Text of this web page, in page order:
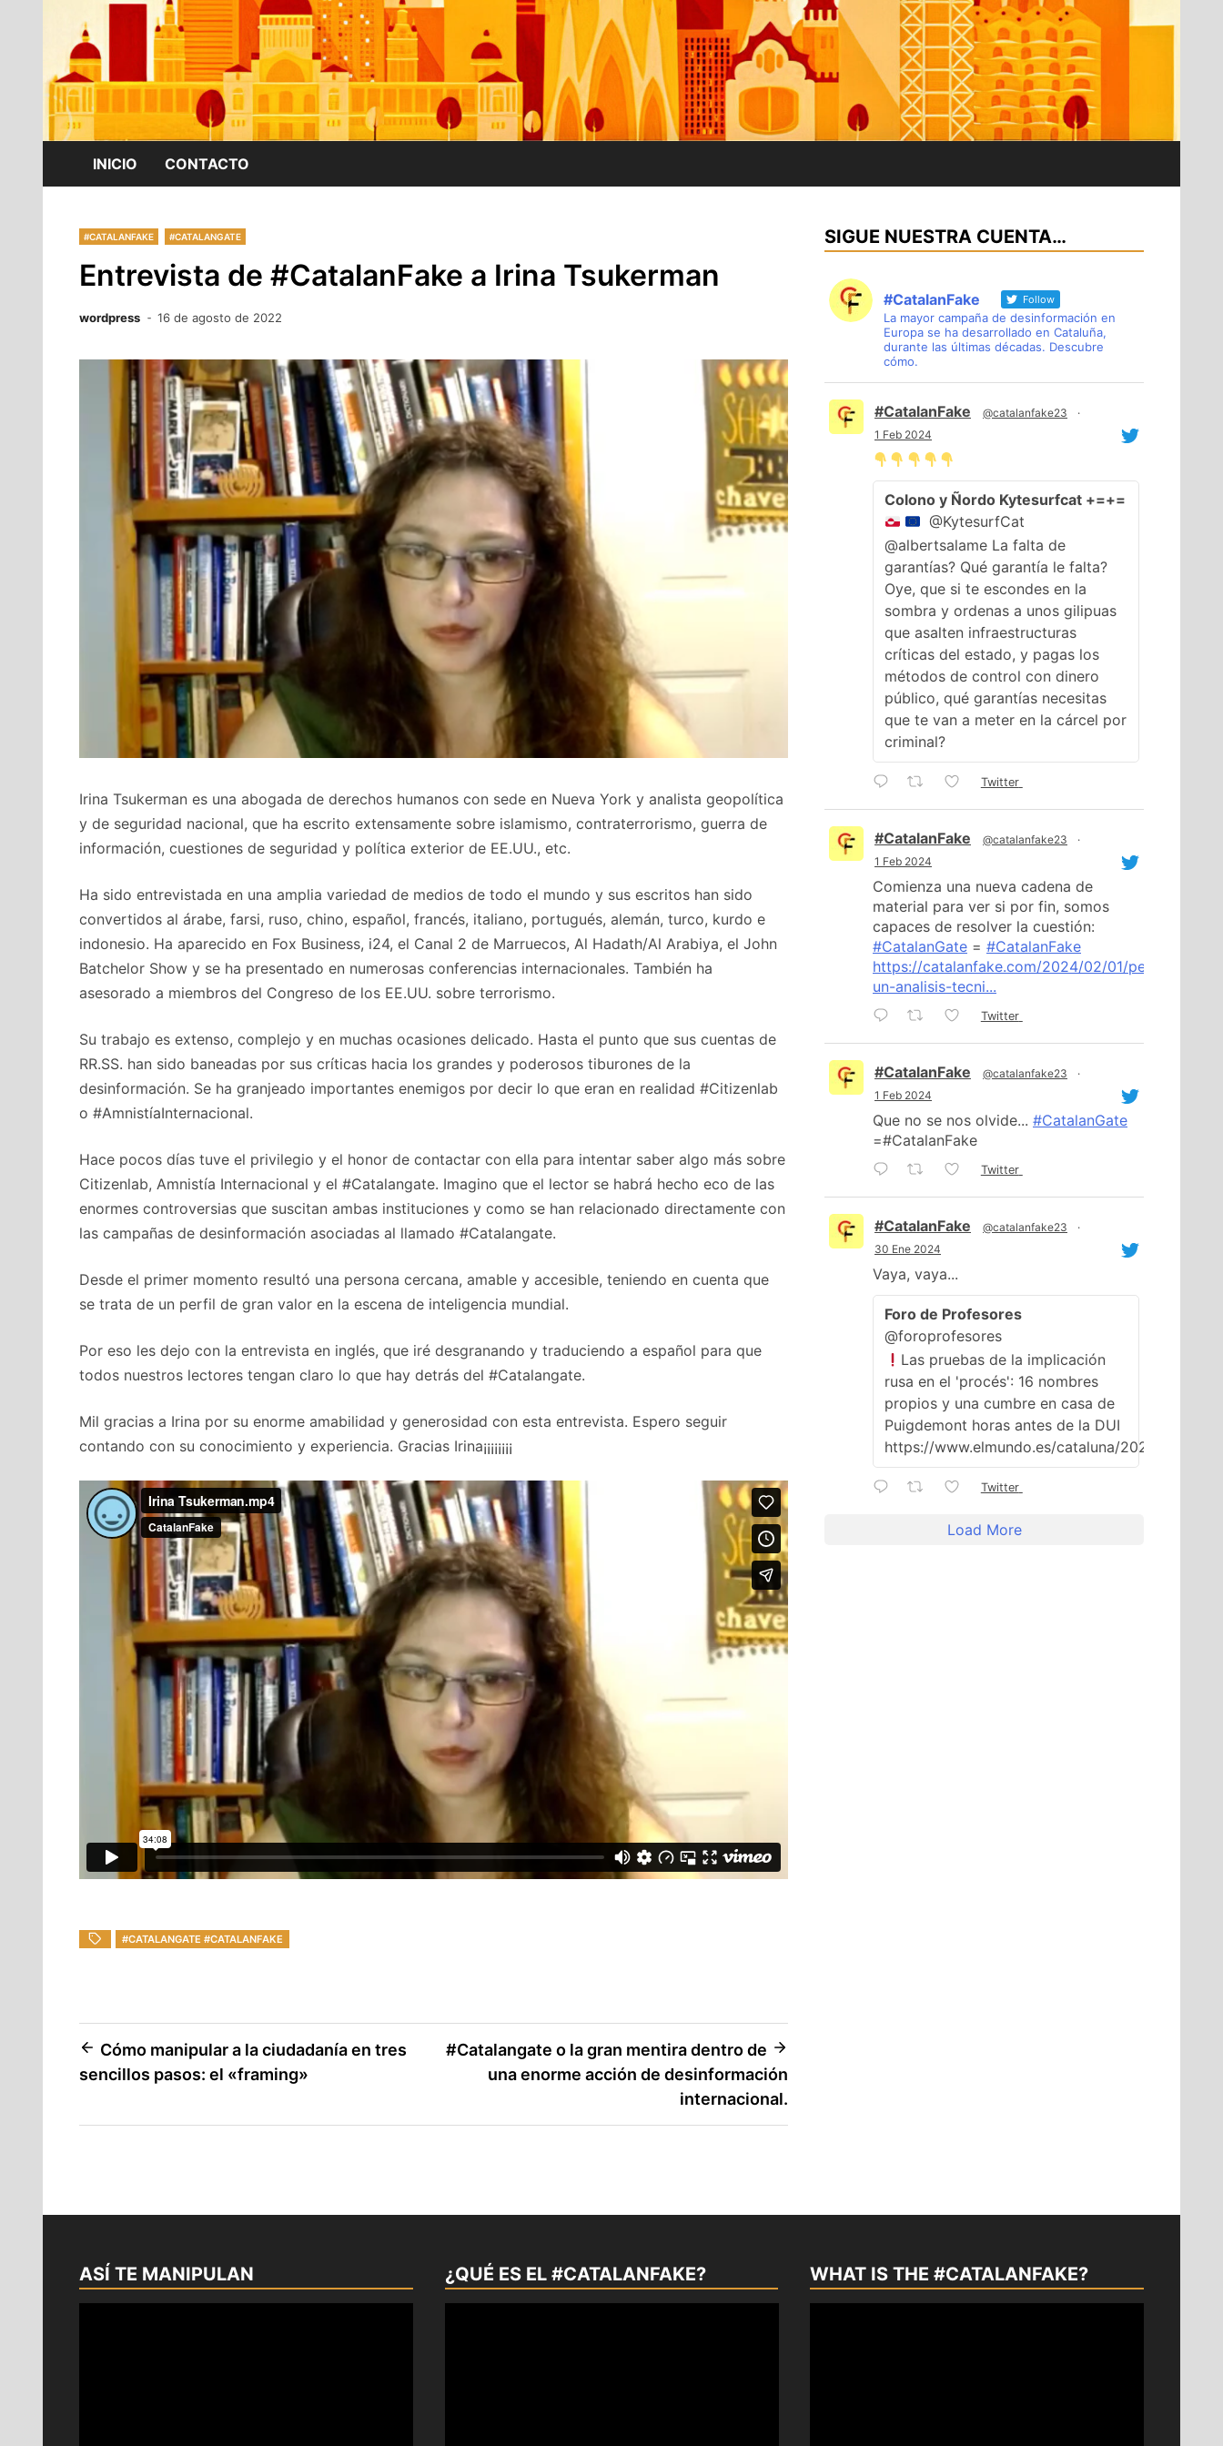
INICIO CONTACTO
#CATALANFAKE #CATALANGATE
Entrevista de #CatalanFake a Irina Tsukerman
wordpress 16 de agosto de 2022
Irina Tsukerman es una abogada de derechos humanos con sede en Nueva York y analista geopolítica
y de seguridad nacional, que ha escrito extensamente sobre islamismo, contraterrorismo, guerra de
información, cuestiones de seguridad y política exterior de EE.UU., etc.
Ha sido entrevistada en una amplia variedad de medios de todo el mundo y sus escritos han sido
convertidos al árabe, farsi, ruso, chino, español, francés, italiano, portugués, alemán, turco, kurdo e
indonesio. Ha aparecido en Fox Business, i24, el Canal 2 de Marruecos, Al Hadath/Al Arabiya, el John
Batchelor Show y se ha presentado en numerosas conferencias internacionales. También ha
asesorado a miembros del Congreso de los EE.UU. sobre terrorismo.
Su trabajo es extenso, complejo y en muchas ocasiones delicado. Hasta el punto que sus cuentas de
RR.SS. han sido baneadas por sus críticas hacia los grandes y poderosos tiburones de la
desinformación. Se ha granjeado importantes enemigos por decir lo que eran en realidad #Citizenlab
o #AmnistíaInternacional.
Hace pocos días tuve el privilegio y el honor de contactar con ella para intentar saber algo más sobre
Citizenlab, Amnistía Internacional y el #Catalangate. Imagino que el lector se habrá hecho eco de las
enormes controversias que suscitan ambas instituciones y como se han relacionado directamente con
las campañas de desinformación asociadas al llamado #Catalangate.
Desde el primer momento resultó una persona cercana, amable y accesible, teniendo en cuenta que
se trata de un perfil de gran valor en la escena de inteligencia mundial.
Por eso les dejo con la entrevista en inglés, que iré desgranando y traduciendo a español para que
todos nuestros lectores tengan claro lo que hay detrás del #Catalangate.
Mil gracias a Irina por su enorme amabilidad y generosidad con esta entrevista. Espero seguir
contando con su conocimiento y experiencia. Gracias Irina¡¡¡¡¡¡¡¡
#CATALANGATE #CATALANFAKE
Navegación
de
entradas
Cómo manipular a la ciudadanía en tres
sencillos pasos: el «framing»
#Catalangate o la gran mentira dentro de
una enorme acción de desinformación
internacional.
SIGUE NUESTRA CUENTA…
#CatalanFake Follow
La mayor campaña de desinformación en
Europa se ha desarrollado en Cataluña,
durante las últimas décadas. Descubre
cómo.
#CatalanFake @catalanfake23
·
1 Feb 2024
Colono y Ñordo Kytesurfcat +=+=
@KytesurfCat
@albertsalame La falta de
garantías? Qué garantía le falta?
Oye, que si te escondes en la
sombra y ordenas a unos gilipuas
que asalten infraestructuras
críticas del estado, y pagas los
métodos de control con dinero
público, qué garantías necesitas
que te van a meter en la cárcel por
criminal?
Twitter
#CatalanFake @catalanfake23
·
1 Feb 2024
Comienza una nueva cadena de
material para ver si por fin, somos
capaces de resolver la cuestión:
#CatalanGate = #CatalanFake
https://catalanfake.com/2024/02/01/pegasus-
un-analisis-tecni...
Twitter
#CatalanFake @catalanfake23
·
1 Feb 2024
Que no se nos olvide... #CatalanGate
=#CatalanFake
Twitter
#CatalanFake @catalanfake23
·
30 Ene 2024
Vaya, vaya...
Foro de Profesores
@foroprofesores
Las pruebas de la implicación
rusa en el 'procés': 16 nombres
propios y una cumbre en casa de
Puigdemont horas antes de la DUI
https://www.elmundo.es/cataluna/2024/01/29/
Twitter
Load More
ASÍ TE MANIPULAN ¿QUÉ ES EL #CATALANFAKE? WHAT IS THE #CATALANFAKE?